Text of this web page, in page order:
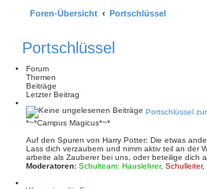
e
Foren-Übersicht Portschlüssel
Portschlüssel
Forum
Themen
Beiträge
Letzter Beitrag
Portschlüssel
*~*Campus Magicus*~*
Auf den Spuren von Harry Potter: Die etwas
Lass dich verzaubern und nimm aktiv teil an der
arbeite als Zauberer bei uns, oder beteilige dich
Moderatoren: Schulteam: Hauslehrer, Schulleiter,